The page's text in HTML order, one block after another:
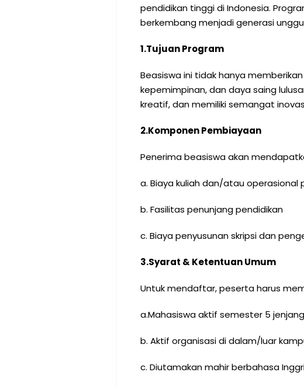
pendidikan tinggi di Indonesia.
berkembang menjadi generasi
1.Tujuan Program
Beasiswa ini tidak hanya
kepemimpinan, dan daya saing
kreatif, dan memiliki semangat
2.Komponen Pembiayaan
Penerima beasiswa akan
a. Biaya kuliah dan/atau operasional
b. Fasilitas penunjang pendidikan
c. Biaya penyusunan skripsi dan
3.Syarat & Ketentuan Umum
Untuk mendaftar, peserta harus
a.Mahasiswa aktif semester 5
b. Aktif organisasi di dalam/luar
c. Diutamakan mahir berbahasa